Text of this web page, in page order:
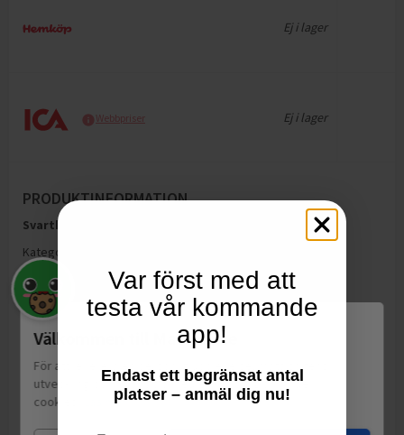
Ej i lager
Webbpriser Ej i lager
PRODUKTINFORMATION
Svartkål
Kategorier:
Välkommen till Matspar.se
För att leverera en personlig upplevelse, mäta sajtens
utveckling och ha sociala medier-koppling använder vi
cookies.
Läs mer
Var först med att
testa vår kommande
app!
Endast ett begränsat antal
platser – anmäl dig nu!